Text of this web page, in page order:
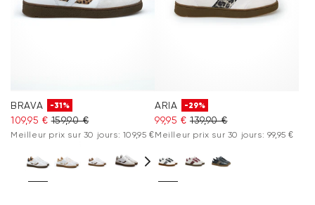
BRAVA -31%
109,95 € 159,90 €
Meilleur prix sur 30 jours: 109,95 €
ARIA -29%
99,95 € 139,90 €
Meilleur prix sur 30 jours: 99,95 €